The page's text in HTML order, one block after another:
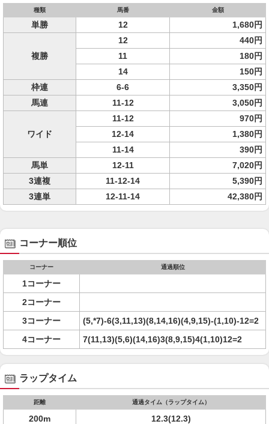
種類 馬番 金額
単勝 12 1,680円
複勝
12
440円
11
180円
14
150円
枠連
6-6
3,350円
馬連
11-12 3,050円
ワイド
11-12
970円
12-14
1,380円
11-14
390円
馬単
12-11
7,020円
3連複
11-12-14
5,390円
3連単
12-11-14 42,380円
コーナー順位
コーナー 通過順位
1コーナー
2コーナー
3コーナー
(5,*7)-6(3,11,13)(8,14,16)(4,9,15)-(1,10)-12=2
4コーナー
7(11,13)(5,6)(14,16)3(8,9,15)4(1,10)12=2
ラップタイム
距離 通過タイム（ラップタイム）
200m
12.3(12.3)